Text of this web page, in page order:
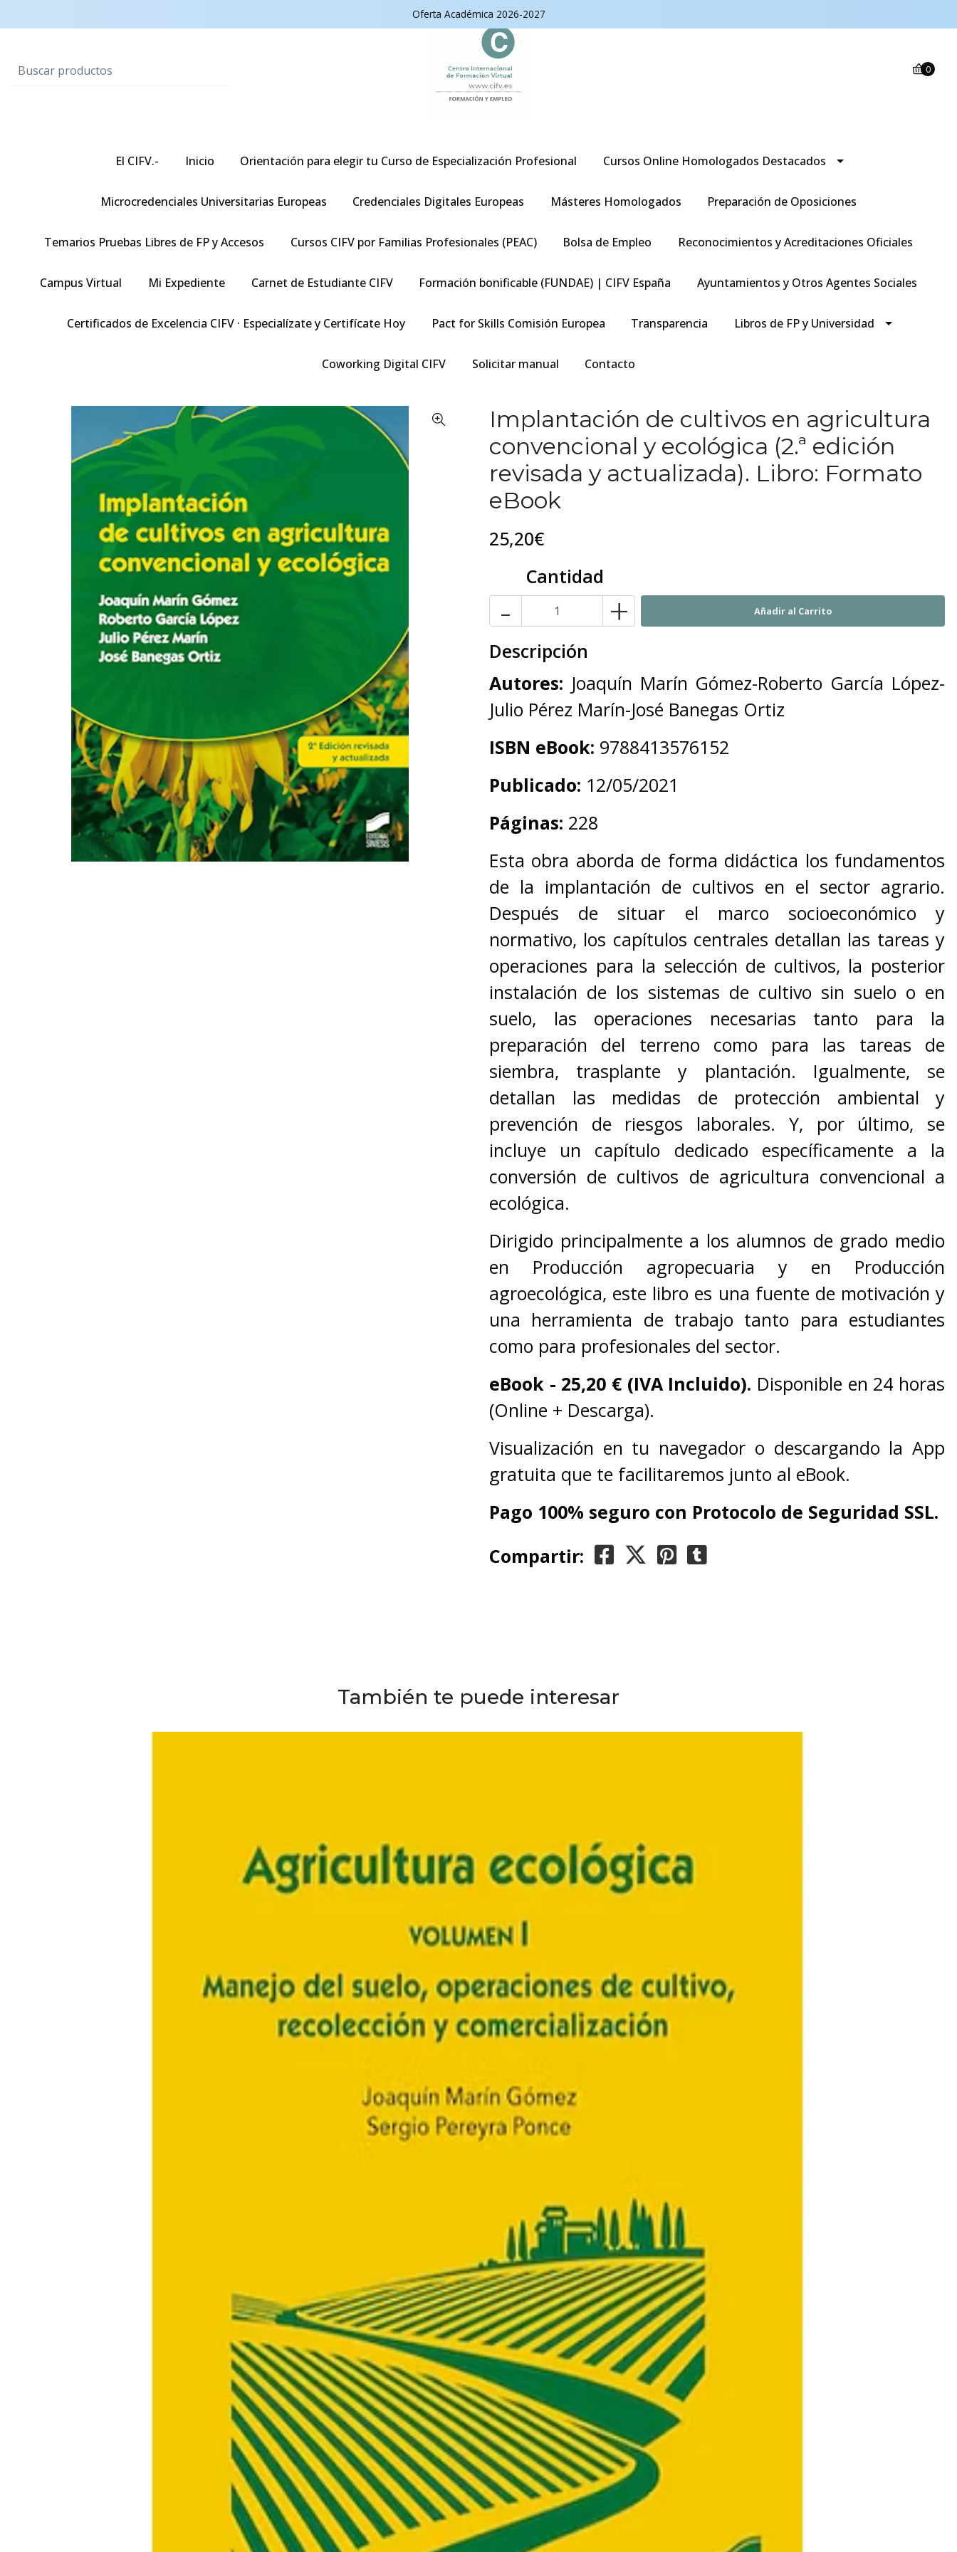
Oferta Académica 2026-2027
0
El CIFV.- Inicio Orientación para elegir tu Curso de Especialización Profesional Cursos Online Homologados Destacados
Microcredenciales Universitarias Europeas Credenciales Digitales Europeas Másteres Homologados Preparación de Oposiciones
Temarios Pruebas Libres de FP y Accesos Cursos CIFV por Familias Profesionales (PEAC) Bolsa de Empleo Reconocimientos y Acreditaciones Oficiales
Campus Virtual Mi Expediente Carnet de Estudiante CIFV Formación bonificable (FUNDAE) | CIFV España Ayuntamientos y Otros Agentes Sociales
Certificados de Excelencia CIFV · Especialízate y Certifícate Hoy Pact for Skills Comisión Europea Transparencia Libros de FP y Universidad
Coworking Digital CIFV Solicitar manual Contacto
Implantación de cultivos en agricultura
convencional y ecológica (2.ª edición
revisada y actualizada). Libro: Formato
eBook
25,20€
Cantidad
- +
Descripción
Autores: Joaquín Marín Gómez-Roberto García López-
Julio Pérez Marín-José Banegas Ortiz
ISBN eBook: 9788413576152
Publicado: 12/05/2021
Páginas: 228
Esta obra aborda de forma didáctica los fundamentos
de la implantación de cultivos en el sector agrario.
Después de situar el marco socioeconómico y
normativo, los capítulos centrales detallan las tareas y
operaciones para la selección de cultivos, la posterior
instalación de los sistemas de cultivo sin suelo o en
suelo, las operaciones necesarias tanto para la
preparación del terreno como para las tareas de
siembra, trasplante y plantación. Igualmente, se
detallan las medidas de protección ambiental y
prevención de riesgos laborales. Y, por último, se
incluye un capítulo dedicado específicamente a la
conversión de cultivos de agricultura convencional a
ecológica.
Dirigido principalmente a los alumnos de grado medio
en Producción agropecuaria y en Producción
agroecológica, este libro es una fuente de motivación y
una herramienta de trabajo tanto para estudiantes
como para profesionales del sector.
eBook - 25,20 € (IVA Incluido). Disponible en 24 horas
(Online + Descarga).
Visualización en tu navegador o descargando la App
gratuita que te facilitaremos junto al eBook.
Pago 100% seguro con Protocolo de Seguridad SSL.
Compartir:
También te puede interesar